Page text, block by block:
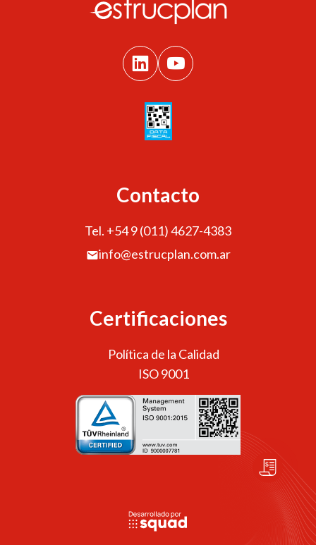
Contacto
Tel. +54 9 (011) 4627-4383
info@estrucplan.com.ar
Certificaciones
Política de la Calidad
ISO 9001